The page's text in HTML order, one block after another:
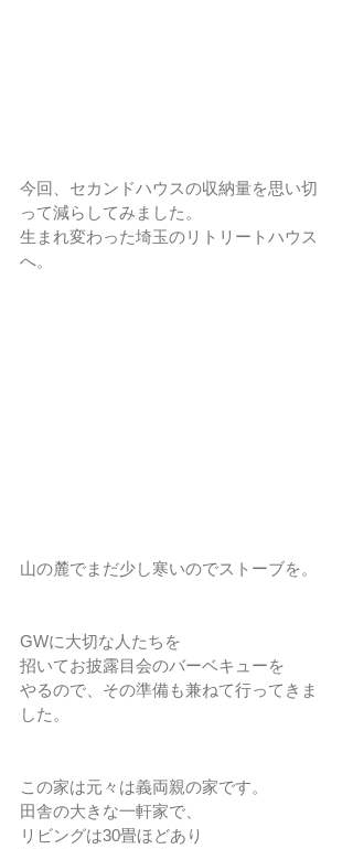
今回、セカンドハウスの収納量を思い切
って減らしてみました。
生まれ変わった埼玉のリトリートハウス
へ。
山の麓でまだ少し寒いのでストーブを。
GWに大切な人たちを
招いてお披露目会のバーベキューを
やるので、その準備も兼ねて行ってきま
した。
この家は元々は義両親の家です。
田舎の大きな一軒家で、
リビングは30畳ほどあり